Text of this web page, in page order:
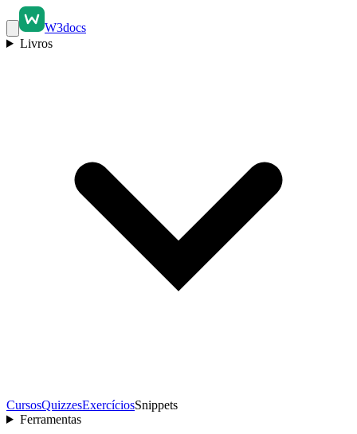
W3docs
Livros
CursosQuizzesExercíciosSnippets
Ferramentas